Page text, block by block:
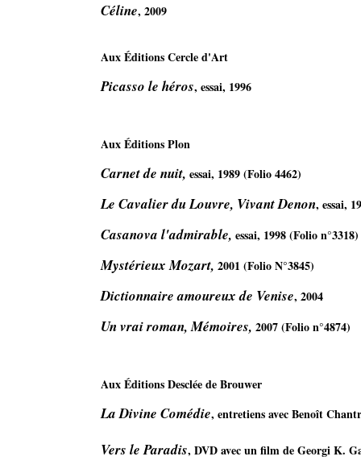
Céline, 2009
Aux Éditions Cercle d'Art
Picasso le héros, essai, 1996
Aux Éditions Plon
Carnet de nuit, essai, 1989 (Folio 4462)
Le Cavalier du Louvre, Vivant Denon, essai,
Casanova l'admirable, essai, 1998 (Folio n°3318)
Mystérieux Mozart, 2001 (Folio N°3845)
Dictionnaire amoureux de Venise, 2004
Un vrai roman, Mémoires, 2007 (Folio n°4874)
Aux Éditions Desclée de Brouwer
La Divine Comédie, entretiens avec Benoît
Vers le Paradis, DVD avec un film de Georgi K.